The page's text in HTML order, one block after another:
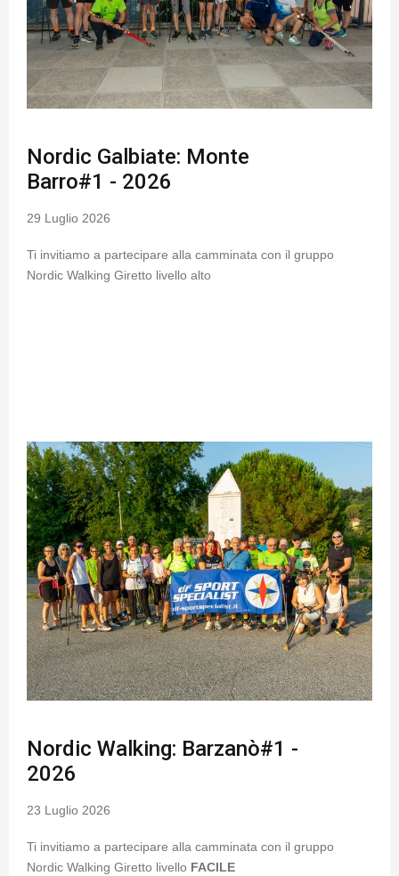
Nordic Galbiate: Monte
Barro#1 - 2026
29 Luglio 2026
Ti invitiamo a partecipare alla camminata con il gruppo
Nordic Walking Giretto livello alto
Nordic Walking: Barzanò#1 -
2026
23 Luglio 2026
Ti invitiamo a partecipare alla camminata con il gruppo
Nordic Walking Giretto livello FACILE